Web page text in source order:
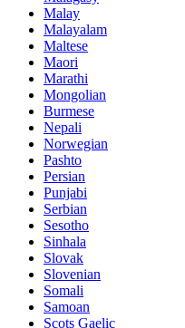
Malay
Malayalam
Maltese
Maori
Marathi
Mongolian
Burmese
Nepali
Norwegian
Pashto
Persian
Punjabi
Serbian
Sesotho
Sinhala
Slovak
Slovenian
Somali
Samoan
Scots Gaelic